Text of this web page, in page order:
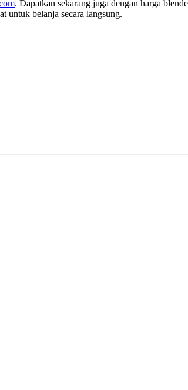
. Dapatkan sekarang juga dengan harga
untuk belanja secara langsung.